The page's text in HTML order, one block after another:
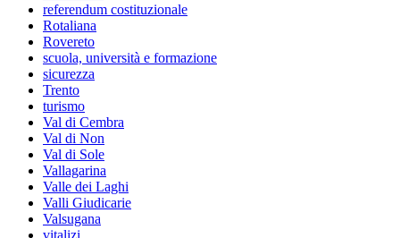
referendum costituzionale
Rotaliana
Rovereto
scuola, università e formazione
sicurezza
Trento
turismo
Val di Cembra
Val di Non
Val di Sole
Vallagarina
Valle dei Laghi
Valli Giudicarie
Valsugana
vitalizi